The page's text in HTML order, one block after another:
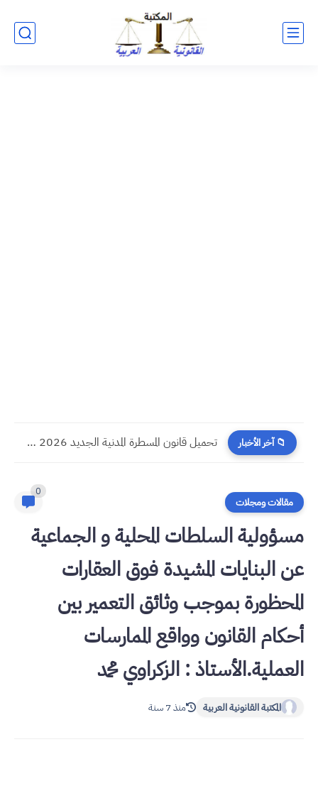
📁 آخر الأخبار تحميل قانون المسطرة المدنية الجديد 2026 PDF
مقالات ومجلات
0
مسؤولية السلطات المحلية و الجماعية
عن البنايات المشيدة فوق العقارات
المحظورة بموجب وثائق التعمير بين
أحكام القانون وواقع الممارسات
العملية.الأستاذ : الزكراوي محمد
المكتبة القانونية العربية منذ 7 سنة